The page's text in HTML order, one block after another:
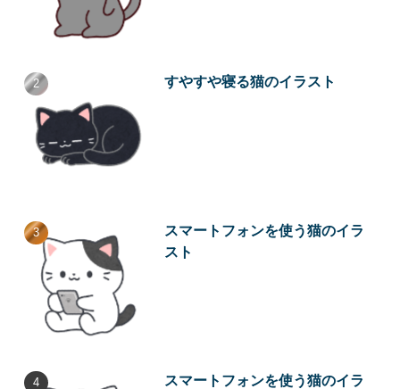
すやすや寝る猫のイラスト
スマートフォンを使う猫のイラ
スト
スマートフォンを使う猫のイラ